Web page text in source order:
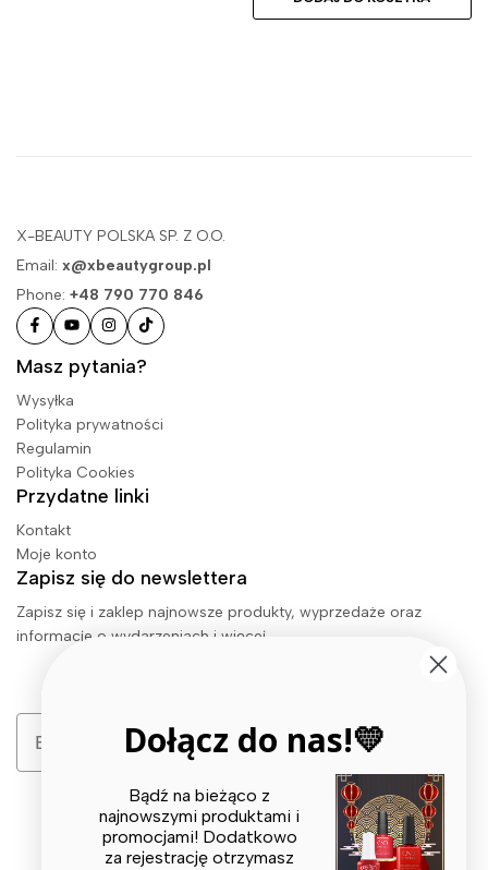
X-BEAUTY POLSKA SP. Z O.O.
Email: x@xbeautygroup.pl
Phone: +48 790 770 846
Masz pytania?
Wysyłka
Polityka prywatności
Regulamin
Polityka Cookies
Przydatne linki
Kontakt
Moje konto
Zapisz się do newslettera
Zapisz się i zaklep najnowsze produkty, wyprzedaże oraz
informacje o wydarzeniach i więcej.
Email
Zapisz się
Dołącz do nas!💛
Bądź na bieżąco z
najnowszymi produktami i
promocjami! Dodatkowo
za rejestrację otrzymasz